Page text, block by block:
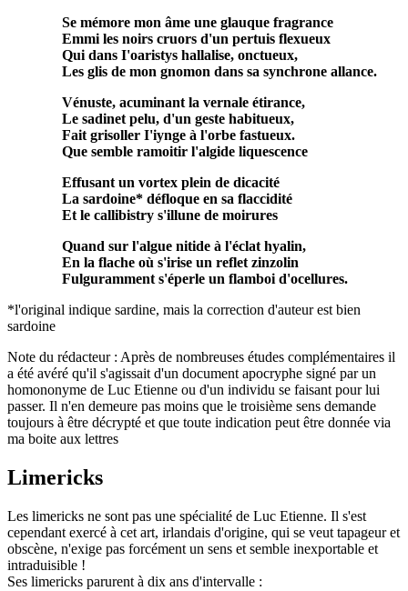
Se mémore mon âme une glauque fragrance
Emmi les noirs cruors d'un pertuis flexueux
Qui dans I'oaristys hallalise, onctueux,
Les glis de mon gnomon dans sa synchrone allance.
Vénuste, acuminant la vernale étirance,
Le sadinet pelu, d'un geste habitueux,
Fait grisoller I'iynge à l'orbe fastueux.
Que semble ramoitir l'algide liquescence
Effusant un vortex plein de dicacité
La sardoine* défloque en sa flaccidité
Et le callibistry s'illune de moirures
Quand sur l'algue nitide à l'éclat hyalin,
En la flache où s'irise un reflet zinzolin
Fulguramment s'éperle un flamboi d'ocellures.
*l'original indique sardine, mais la correction d'auteur est bien
sardoine
Note du rédacteur : Après de nombreuses études complémentaires il
a été avéré qu'il s'agissait d'un document apocryphe signé par un
homononyme de Luc Etienne ou d'un individu se faisant pour lui
passer. Il n'en demeure pas moins que le troisième sens demande
toujours à être décrypté et que toute indication peut être donnée via
ma boite aux lettres
Limericks
Les limericks ne sont pas une spécialité de Luc Etienne. Il s'est
cependant exercé à cet art, irlandais d'origine, qui se veut tapageur et
obscène, n'exige pas forcément un sens et semble inexportable et
intraduisible !
Ses limericks parurent à dix ans d'intervalle :